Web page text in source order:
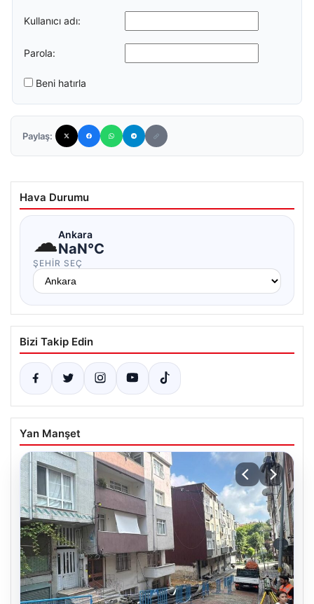
Kullanıcı adı:
Parola:
Beni hatırla
Paylaş:
Hava Durumu
☁Ankara
NaN°C
ŞEHIR SEÇ
Bizi Takip Edin
Yan Manşet